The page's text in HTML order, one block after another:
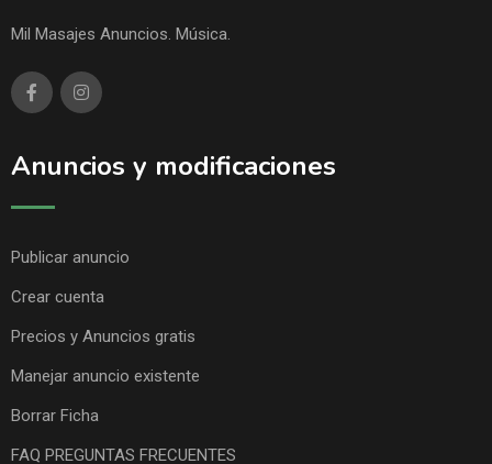
Mil Masajes Anuncios. Música.
Anuncios y modificaciones
Publicar anuncio
Crear cuenta
Precios y Anuncios gratis
Manejar anuncio existente
Borrar Ficha
FAQ PREGUNTAS FRECUENTES